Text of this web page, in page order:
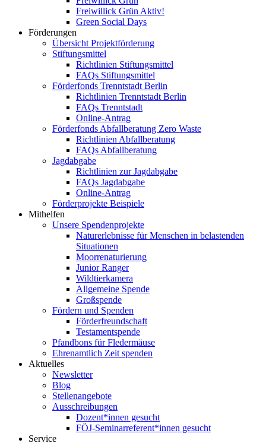
Freiwillick Grün Aktiv!
Green Social Days
Förderungen
Übersicht Projektförderung
Stiftungsmittel
Richtlinien Stiftungsmittel
FAQs Stiftungsmittel
Förderfonds Trenntstadt Berlin
Richtlinien Trenntstadt Berlin
FAQs Trenntstadt
Online-Antrag
Förderfonds Abfallberatung Zero Waste
Richtlinien Abfallberatung
FAQs Abfallberatung
Jagdabgabe
Richtlinien zur Jagdabgabe
FAQs Jagdabgabe
Online-Antrag
Förderprojekte Beispiele
Mithelfen
Unsere Spendenprojekte
Naturerlebnisse für Menschen in belastenden
Situationen
Moorrenaturierung
Junior Ranger
Wildtierkamera
Allgemeine Spende
Großspende
Fördern und Spenden
Förderfreundschaft
Testamentspende
Pfandbons für Fledermäuse
Ehrenamtlich Zeit spenden
Aktuelles
Newsletter
Blog
Stellenangebote
Ausschreibungen
Dozent*innen gesucht
FÖJ-Seminarreferent*innen gesucht
Service